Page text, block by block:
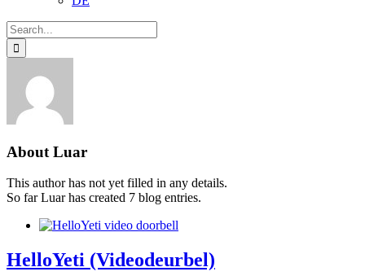
Search
for:
About Luar
This author has not yet filled in any details.
So far Luar has created 7 blog entries.
HelloYeti (Videodeurbel)